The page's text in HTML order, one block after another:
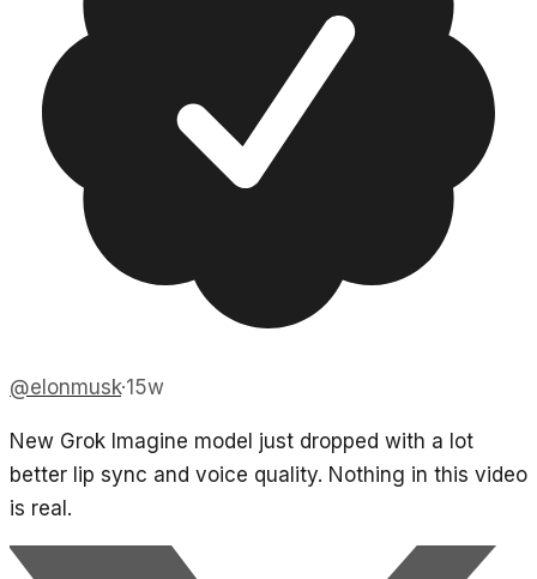
@elonmusk·15w
New Grok Imagine model just dropped with a lot
better lip sync and voice quality. Nothing in this video
is real.